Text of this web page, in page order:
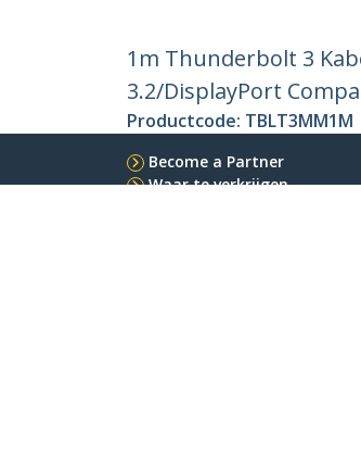
1m Thunderbolt 3
3.2/DisplayPort
Productcode: TBLT3MM1M
Become a Partner
Waar te verkrijgen